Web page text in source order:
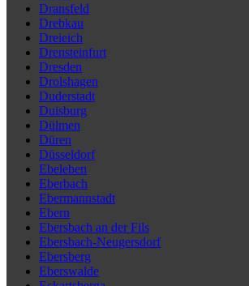
Dransfeld
Drebkau
Dreieich
Drensteinfurt
Dresden
Drolshagen
Duderstadt
Duisburg
Dülmen
Düren
Düsseldorf
Ebeleben
Eberbach
Ebermannstadt
Ebern
Ebersbach an der Fils
Ebersbach-Neugersdorf
Ebersberg
Eberswalde